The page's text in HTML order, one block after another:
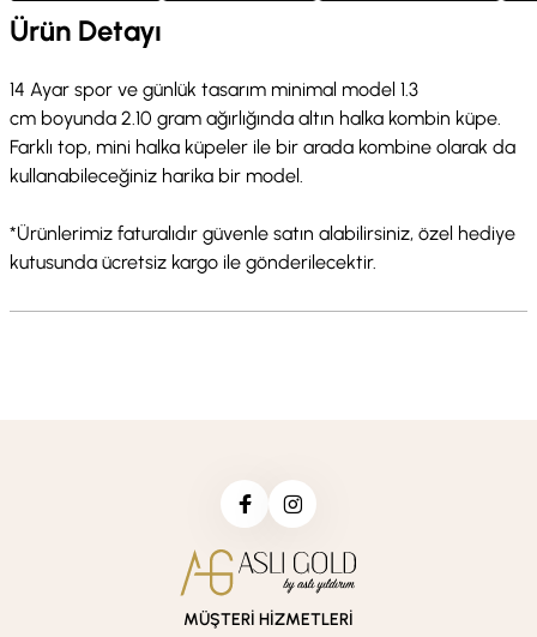
Ürün Detayı
14 Ayar spor ve günlük tasarım minimal model 1.3
cm boyunda 2.10 gram ağırlığında altın halka kombin küpe.
Farklı top, mini halka küpeler ile bir arada kombine olarak da
kullanabileceğiniz harika bir model.
*Ürünlerimiz faturalıdır güvenle satın alabilirsiniz, özel hediye
kutusunda ücretsiz kargo ile gönderilecektir.
MÜŞTERİ HİZMETLERİ